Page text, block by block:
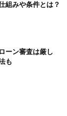
組みや条件とは？
ーン審査は厳し
も